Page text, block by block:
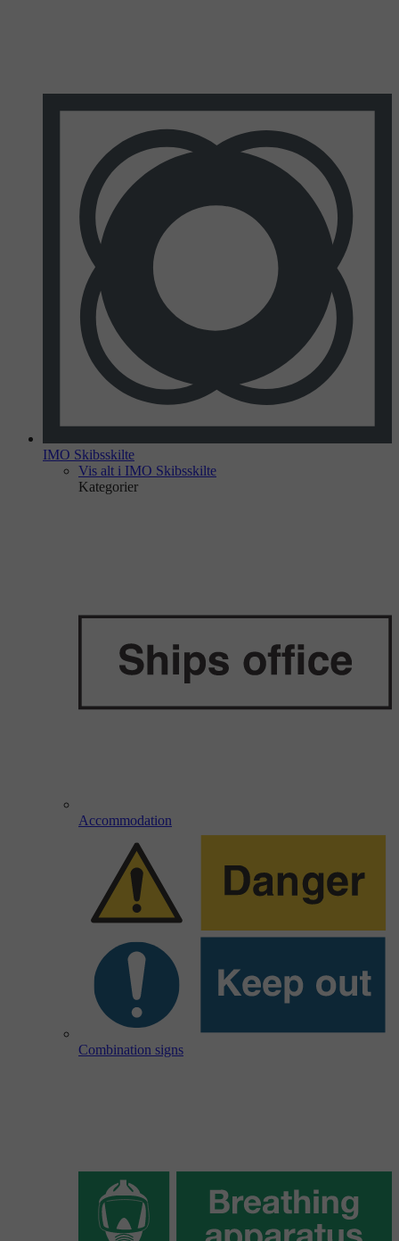
IMO Skibsskilte
Vis alt i IMO Skibsskilte
Kategorier
Accommodation
Combination signs